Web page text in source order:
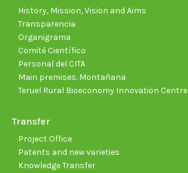
History, Mission, Vision and Aims
Transparencia
Organigrama
Comité Científico
Personal del CITA
Main premises. Montañana
Teruel Rural Bioeconomy Innovation Centre
Transfer
Project Office
Patents and new varieties
Knowledge Transfer